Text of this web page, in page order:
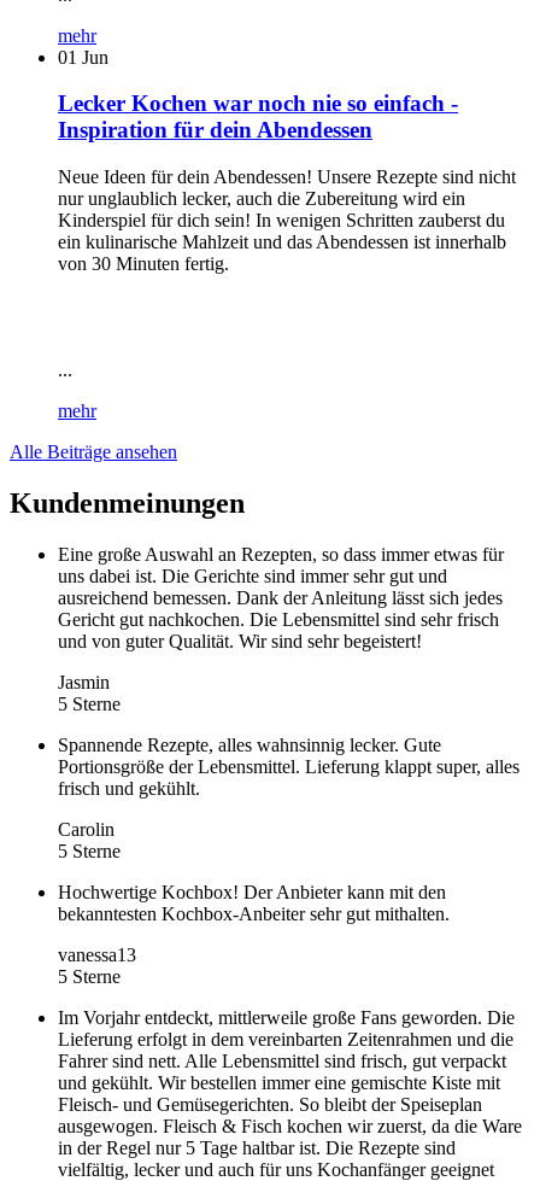
mehr
01 Jun
Lecker Kochen war noch nie so einfach -
Inspiration für dein Abendessen
Neue Ideen für dein Abendessen! Unsere Rezepte sind nicht
nur unglaublich lecker, auch die Zubereitung wird ein
Kinderspiel für dich sein! In wenigen Schritten zauberst du
ein kulinarische Mahlzeit und das Abendessen ist innerhalb
von 30 Minuten fertig.
...
mehr
Alle Beiträge ansehen
Kundenmeinungen
Eine große Auswahl an Rezepten, so dass immer etwas für
uns dabei ist. Die Gerichte sind immer sehr gut und
ausreichend bemessen. Dank der Anleitung lässt sich jedes
Gericht gut nachkochen. Die Lebensmittel sind sehr frisch
und von guter Qualität. Wir sind sehr begeistert!
Jasmin
5 Sterne
Spannende Rezepte, alles wahnsinnig lecker. Gute
Portionsgröße der Lebensmittel. Lieferung klappt super, alles
frisch und gekühlt.
Carolin
5 Sterne
Hochwertige Kochbox! Der Anbieter kann mit den
bekanntesten Kochbox-Anbeiter sehr gut mithalten.
vanessa13
5 Sterne
Im Vorjahr entdeckt, mittlerweile große Fans geworden. Die
Lieferung erfolgt in dem vereinbarten Zeitenrahmen und die
Fahrer sind nett. Alle Lebensmittel sind frisch, gut verpackt
und gekühlt. Wir bestellen immer eine gemischte Kiste mit
Fleisch- und Gemüsegerichten. So bleibt der Speiseplan
ausgewogen. Fleisch & Fisch kochen wir zuerst, da die Ware
in der Regel nur 5 Tage haltbar ist. Die Rezepte sind
vielfältig, lecker und auch für uns Kochanfänger geeignet